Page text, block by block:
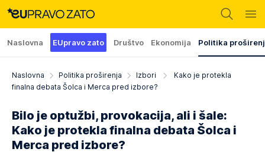
Naslovna EUpravo zato Društvo Ekonomija Politika
Naslovna Politika proširenja Izbori
Kako je protekla
finalna debata Šolca i Merca pred izbore?
Bilo je optužbi, provokacija, ali i šale:
Kako je protekla finalna debata Šolca i
Merca pred izbore?